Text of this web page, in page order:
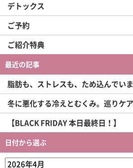
デトックス
ご予約
ご紹介特典
最近の記事
脂肪も、ストレスも、ため込んでい
冬に悪化する冷えとむくみ。巡りケ
【BLACK FRIDAY 本日最終日！】
日付から選ぶ